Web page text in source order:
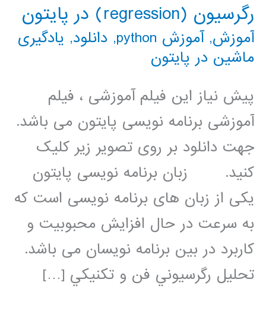
رگرسیون (regression) در پایتون
آموزش,آموزش python , دانلود, یادگیری
ماشین در پایتون
پیش نیاز این فیلم آموزشی ، فیلم
آموزشی برنامه نویسی پایتون می باشد.
جهت دانلود بر روی تصویر زیر کلیک
کنید. زبان برنامه نویسی پایتون
یکی از زبان های برنامه نویسی است که
به سرعت در حال افزایش محبوبیت و
کاربرد در بین برنامه نویسان می باشد.
تحليل رگرسيوني فن و تکنيکي […]